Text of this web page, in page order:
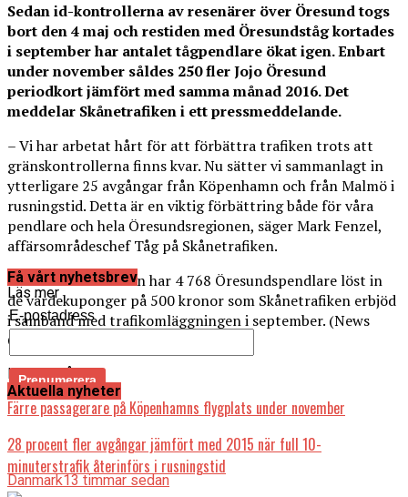
Sedan id-kontrollerna av resenärer över Öresund togs
bort den 4 maj och restiden med Öresundståg kortades
i september har antalet tågpendlare ökat igen. Enbart
under november såldes 250 fler Jojo Öresund
periodkort jämfört med samma månad 2016. Det
meddelar Skånetrafiken i ett pressmeddelande.
– Vi har arbetat hårt för att förbättra trafiken trots att
gränskontrollerna finns kvar. Nu sätter vi sammanlagt in
ytterligare 25 avgångar från Köpenhamn och från Malmö i
rusningstid. Detta är en viktig förbättring både för våra
pendlare och hela Öresundsregionen, säger Mark Fenzel,
affärsområdeschef Tåg på Skånetrafiken.
Hittills under hösten har 4 768 Öresundspendlare löst in
de värdekuponger på 500 kronor som Skånetrafiken erbjöd
i samband med trafikomläggningen i september. (News
Øresund)
Läs också:
Färre passagerare på Köpenhamns flygplats under november
28 procent fler avgångar jämfört med 2015 när full 10-
minuterstrafik återinförs i rusningstid
Läs mer
Få vårt nyhetsbrev
E-postadress
Aktuella nyheter
Danmark13 timmar sedan